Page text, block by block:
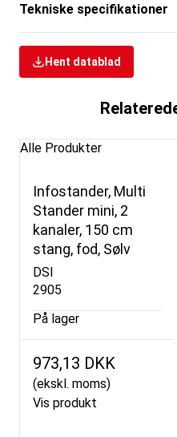
Tekniske specifikationer
Hent datablad
Alle Produkter
Infostander, Multi
Stander mini, 2
kanaler, 150 cm
stang, fod, Sølv
DSI
2905
På lager
973,13 DKK
(ekskl. moms)
Vis produkt